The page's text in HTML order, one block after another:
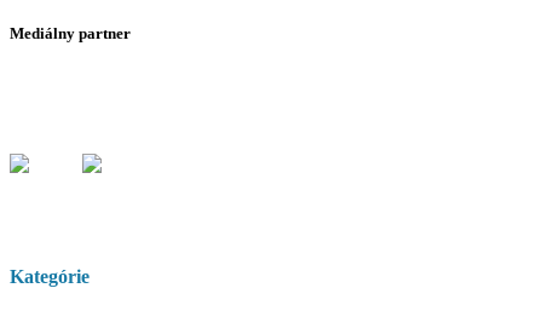
Mediálny partner
Kategórie